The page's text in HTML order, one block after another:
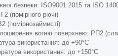
безпеки: ISO9001:2015 та ISO
(помірного рючі)
(помірнозаймисті)
поширення вогню поверхнею: РП2
використання: до +90°С
використання: до +150°С